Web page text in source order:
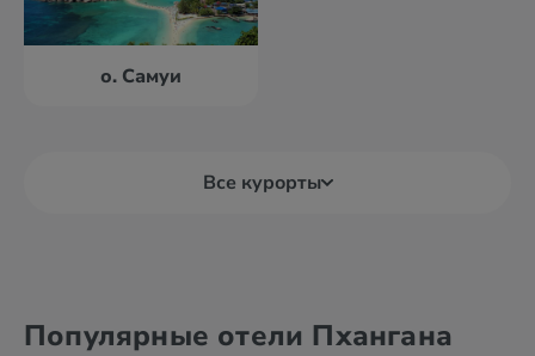
о. Самуи
Все курорты
Као Лак о. Ланта
Популярные отели Пхангана